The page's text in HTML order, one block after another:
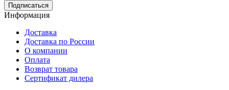
Информация
Доставка
Доставка по России
О компании
Оплата
Возврат товара
Сертификат дилера